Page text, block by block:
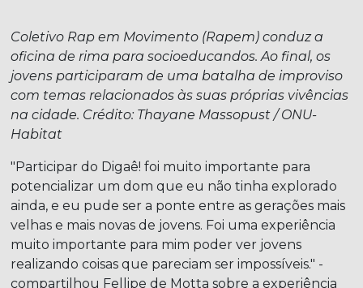
Coletivo Rap em Movimento (Rapem) conduz a
oficina de rima parasocioeducandos. Ao final, os
jovensparticiparam de uma batalha de improviso
com temas relacionados às suas próprias vivências
na cidade. Crédito: Thayane Massopust / ONU-
Habitat
"Participar do Digaê! foi muito importante para
potencializar um dom que eu não tinha explorado
ainda, e eu pude ser a ponte entre as gerações mais
velhas e mais novas de jovens. Foi uma experiência
muito importante para mim poder ver jovens
realizando coisas que pareciam ser impossíveis." -
compartilhou Fellipe de Motta sobre a experiência